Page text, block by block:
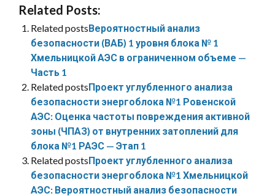
Related Posts:
Related postsВероятностный анализ
безопасности (ВАБ) 1 уровня блока № 1
Хмельницкой АЭС в ограниченном объеме —
Часть 1
Related postsПроект углубленного анализа
безопасности энергоблока №1 Ровенской
АЭС: Оценка частоты повреждения активной
зоны (ЧПАЗ) от внутренних затоплений для
блока №1 РАЭС — Этап 1
Related postsПроект углубленного анализа
безопасности энергоблока №1 Хмельницкой
АЭС: Вероятностный анализ безопасности